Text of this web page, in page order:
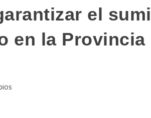
el
en la Provincia